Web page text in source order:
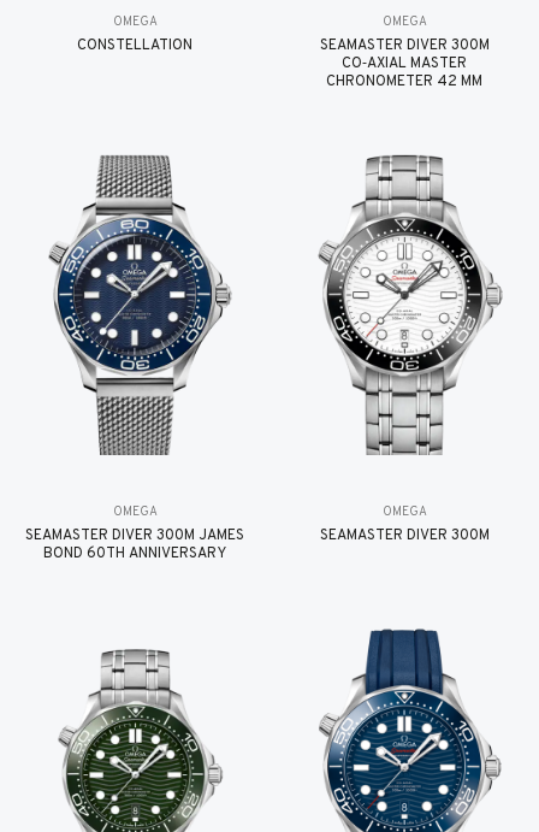
OMEGA
CONSTELLATION
OMEGA
SEAMASTER DIVER 300M
CO‑AXIAL MASTER
CHRONOMETER 42 MM
OMEGA
SEAMASTER DIVER 300M JAMES
BOND 60TH ANNIVERSARY
OMEGA
SEAMASTER DIVER 300M